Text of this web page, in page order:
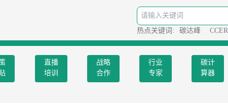
热点关键词:
碳达峰 CCER
直播
培训
战略
合作
行业
专家
碳计
算器